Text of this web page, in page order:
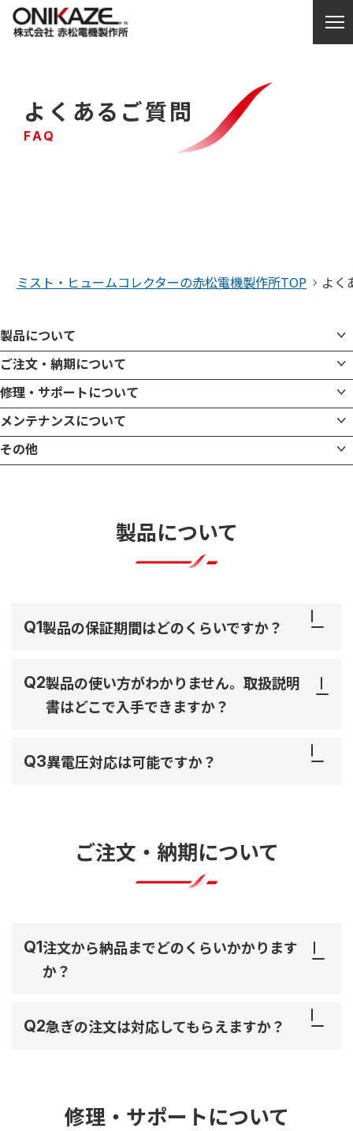
各種サポート
サイトマッププライバシーポリシー
よくあるご質問
FAQ
ミスト・ヒュームコレクターの赤松電機製作所TOP よく
製品について
ご注文・納期について
修理・サポートについて
メンテナンスについて
その他
製品について
製品の保証期間はどのくらいですか？
製品の使い方がわかりません。取扱説明
書はどこで入手できますか？
異電圧対応は可能ですか？
ご注文・納期について
注文から納品までどのくらいかかります
か？
急ぎの注文は対応してもらえますか？
修理・サポートについて